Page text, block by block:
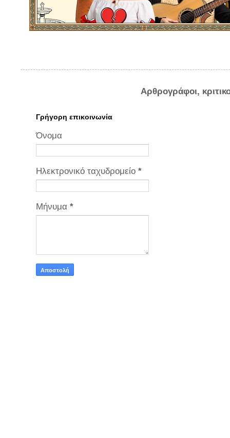
Αρθρογράφοι,
Γρήγορη επικοινωνία
Όνομα
Ηλεκτρονικό ταχυδρομείο *
Μήνυμα *